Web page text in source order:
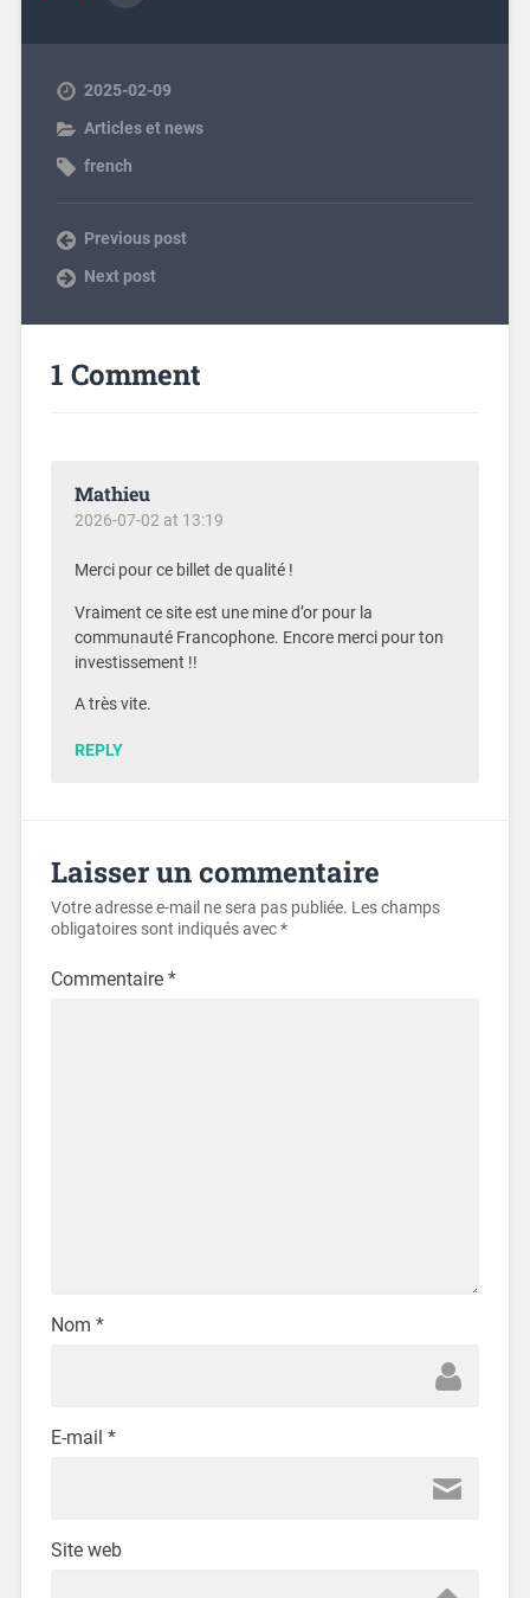
2025-02-09
Articles et news
french
Previous post
Next post
1 Comment
Mathieu
2026-07-02 at 13:19
Merci pour ce billet de qualité !
Vraiment ce site est une mine d’or pour la
communauté Francophone. Encore merci pour ton
investissement !!
A très vite.
REPLY
Laisser un commentaire
Votre adresse e-mail ne sera pas publiée. Les champs
obligatoires sont indiqués avec*
Commentaire *
Nom *
E-mail *
Site web